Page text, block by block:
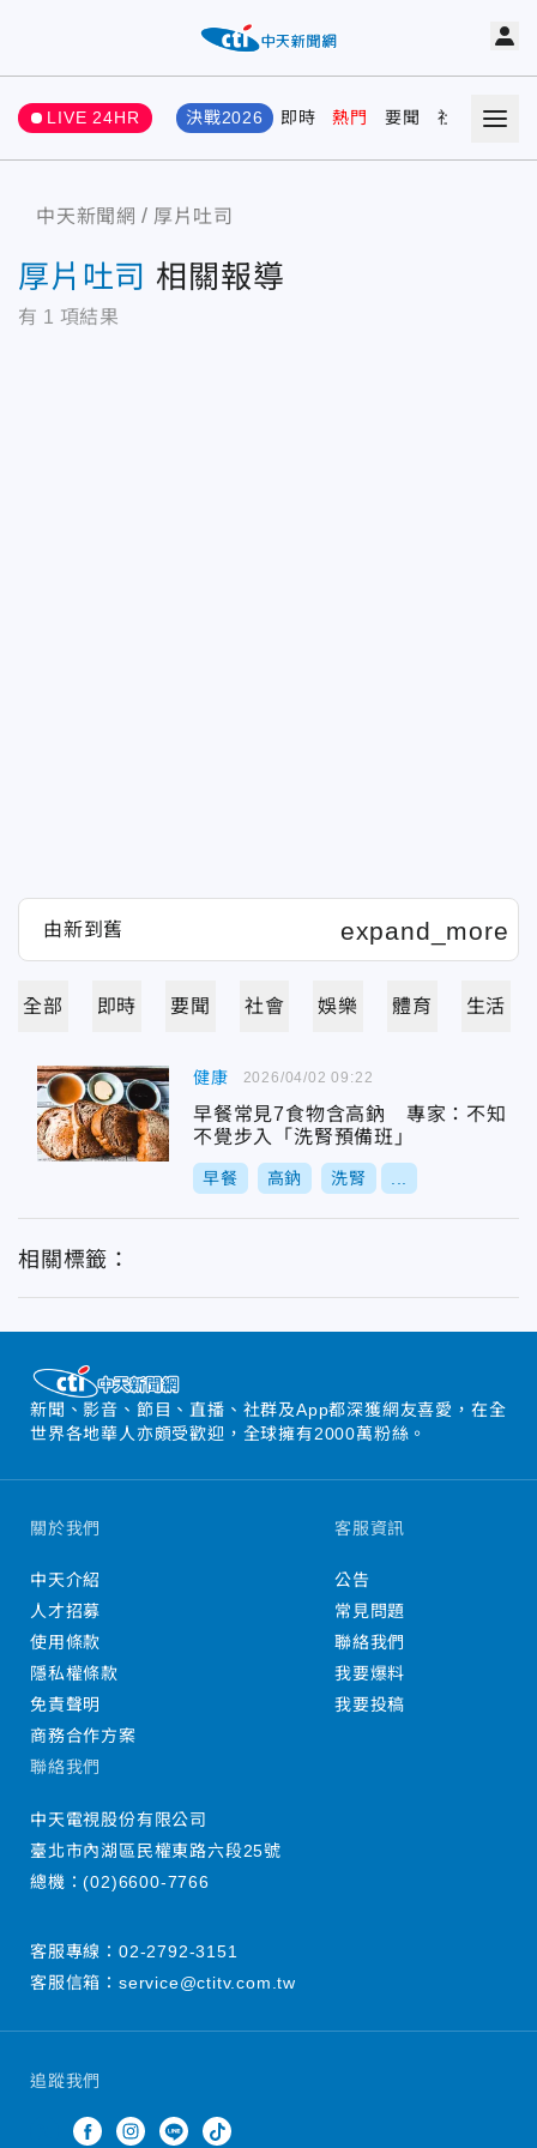
LIVE 24HR 決戰2026 即時 熱門 要聞 社會 娛樂
中天新聞網 厚片吐司
厚片吐司 相關報導
有 1 項結果
全部 即時 要聞 社會 娛樂 體育 生活
健康
早餐常見7食物含高鈉 專家：不知
不覺步入「洗腎預備班」
早餐 高鈉 洗腎
2026/04/02 09:22
相關標籤：
新聞、影音、節目、直播、社群及App都深獲網友喜愛，在全
世界各地華人亦頗受歡迎，全球擁有2000萬粉絲。
追蹤我們
關於我們
中天介紹
人才招募
使用條款
隱私權條款
免責聲明
商務合作方案
客服資訊
公告
常見問題
聯絡我們
我要爆料
我要投稿
聯絡我們
中天電視股份有限公司
臺北市內湖區民權東路六段25號
總機：(02)6600-7766
客服專線： 02-2792-3151
客服信箱： service@ctitv.com.tw